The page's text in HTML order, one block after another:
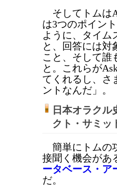
そしてトムは
は3つのポイン
ように、タイム
と、回答には対
こと、そして誰
と。これらが
てくれるし、さ
ントなんだ」。
日本オラクル
クト・サミッ
簡単にトムの
接聞く機会があ
ータベース・
だ。